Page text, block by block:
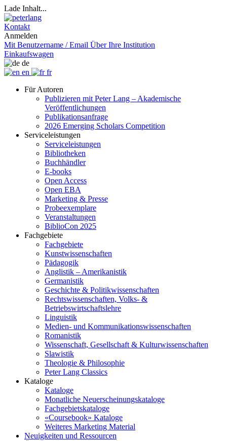
Lade Inhalt...
Kontakt
Anmelden
Mit Benutzername / Email Über Ihre Institution
Einkaufswagen
de
en
fr
Für Autoren
Publizieren mit Peter Lang – Akademische
Veröffentlichungen
Publikationsanfrage
2026 Emerging Scholars Competition
Serviceleistungen
Serviceleistungen
Bibliotheken
Buchhändler
E-books
Open Access
Open EBA
Marketing & Presse
Probeexemplare
Veranstaltungen
BiblioCon 2025
Fachgebiete
Fachgebiete
Kunstwissenschaften
Pädagogik
Anglistik – Amerikanistik
Germanistik
Geschichte & Politikwissenschaften
Rechtswissenschaften, Volks- &
Betriebswirtschaftslehre
Linguistik
Medien- und Kommunikationswissenschaften
Romanistik
Wissenschaft, Gesellschaft & Kulturwissenschaften
Slawistik
Theologie & Philosophie
Peter Lang Classics
Kataloge
Kataloge
Monatliche Neuerscheinungskataloge
Fachgebietskataloge
«Coursebook» Kataloge
Weiteres Marketing Material
Neuigkeiten und Ressourcen